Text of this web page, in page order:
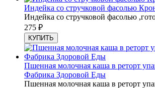
Индейка со стручковой фасолью
Индейка со стручковой фасолью
275 ₽
КУПИТЬ
Пшенная молочная каша в реторт
Фабрика Здоровой Еды
Пшенная молочная каша в реторт